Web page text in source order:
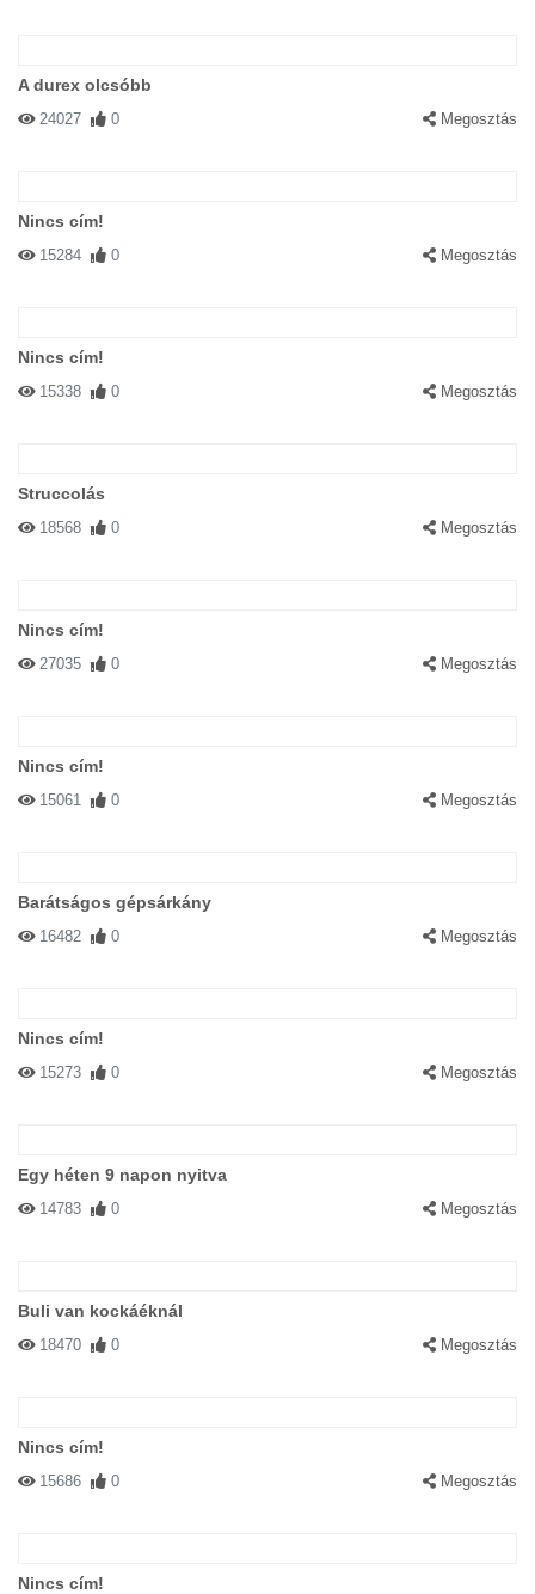
A durex olcsóbb
24027 0 Megosztás
Nincs cím!
15284 0 Megosztás
Nincs cím!
15338 0 Megosztás
Struccolás
18568 0 Megosztás
Nincs cím!
27035 0 Megosztás
Nincs cím!
15061 0 Megosztás
Barátságos gépsárkány
16482 0 Megosztás
Nincs cím!
15273 0 Megosztás
Egy héten 9 napon nyitva
14783 0 Megosztás
Buli van kockáéknál
18470 0 Megosztás
Nincs cím!
15686 0 Megosztás
Nincs cím!